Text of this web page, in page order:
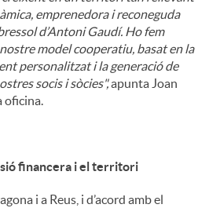
emprenedora i reconeguda
d’Antoni Gaudí. Ho fem
model cooperatiu, basat en la
personalitzat i la generació de
socis i sòcies",apunta Joan
oficina.
financera i el territori
i a Reus, i d’acord amb el